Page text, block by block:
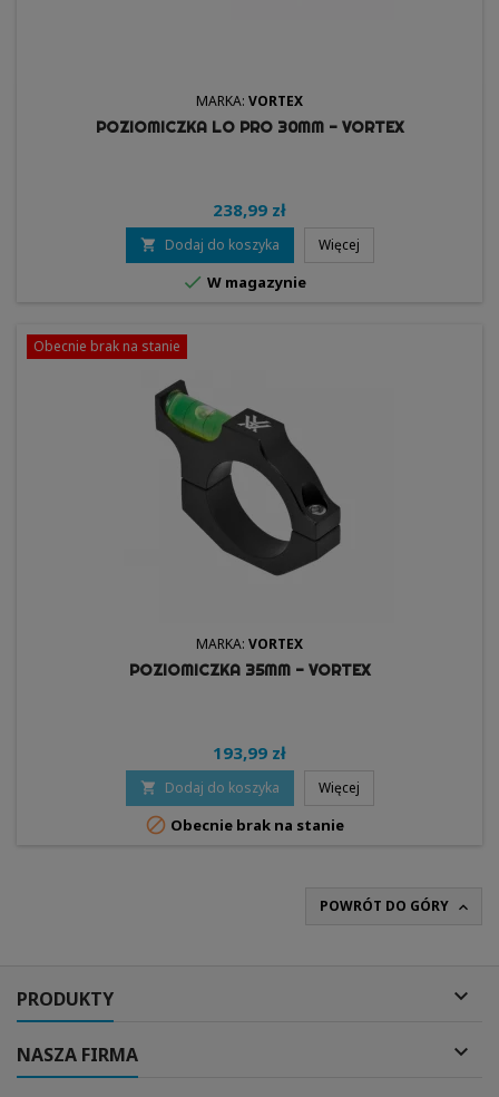
MARKA: VORTEX
POZIOMICZKA LO PRO 30MM - VORTEX
238,99 zł
 Dodaj do koszyka Więcej
 W magazynie
Obecnie brak na stanie
MARKA: VORTEX
POZIOMICZKA 35MM - VORTEX
193,99 zł
 Dodaj do koszyka Więcej
 Obecnie brak na stanie
POWRÓT DO GÓRY 
PRODUKTY 
NASZA FIRMA 